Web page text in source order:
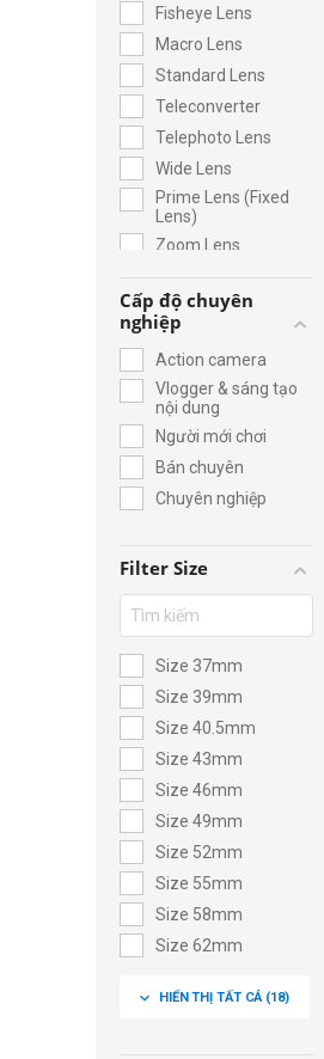
Fisheye Lens
Macro Lens
Standard Lens
Teleconverter
Telephoto Lens
Wide Lens
Prime Lens (Fixed
Lens)
Zoom Lens
Cấp độ chuyên
nghiệp
Action camera
Vlogger & sáng tạo
nội dung
Người mới chơi
Bán chuyên
Chuyên nghiệp
Filter Size
Size 37mm
Size 39mm
Size 40.5mm
Size 43mm
Size 46mm
Size 49mm
Size 52mm
Size 55mm
Size 58mm
Size 62mm
Size 72mm
expand_more HIỂN THỊ TẤT CẢ (18)